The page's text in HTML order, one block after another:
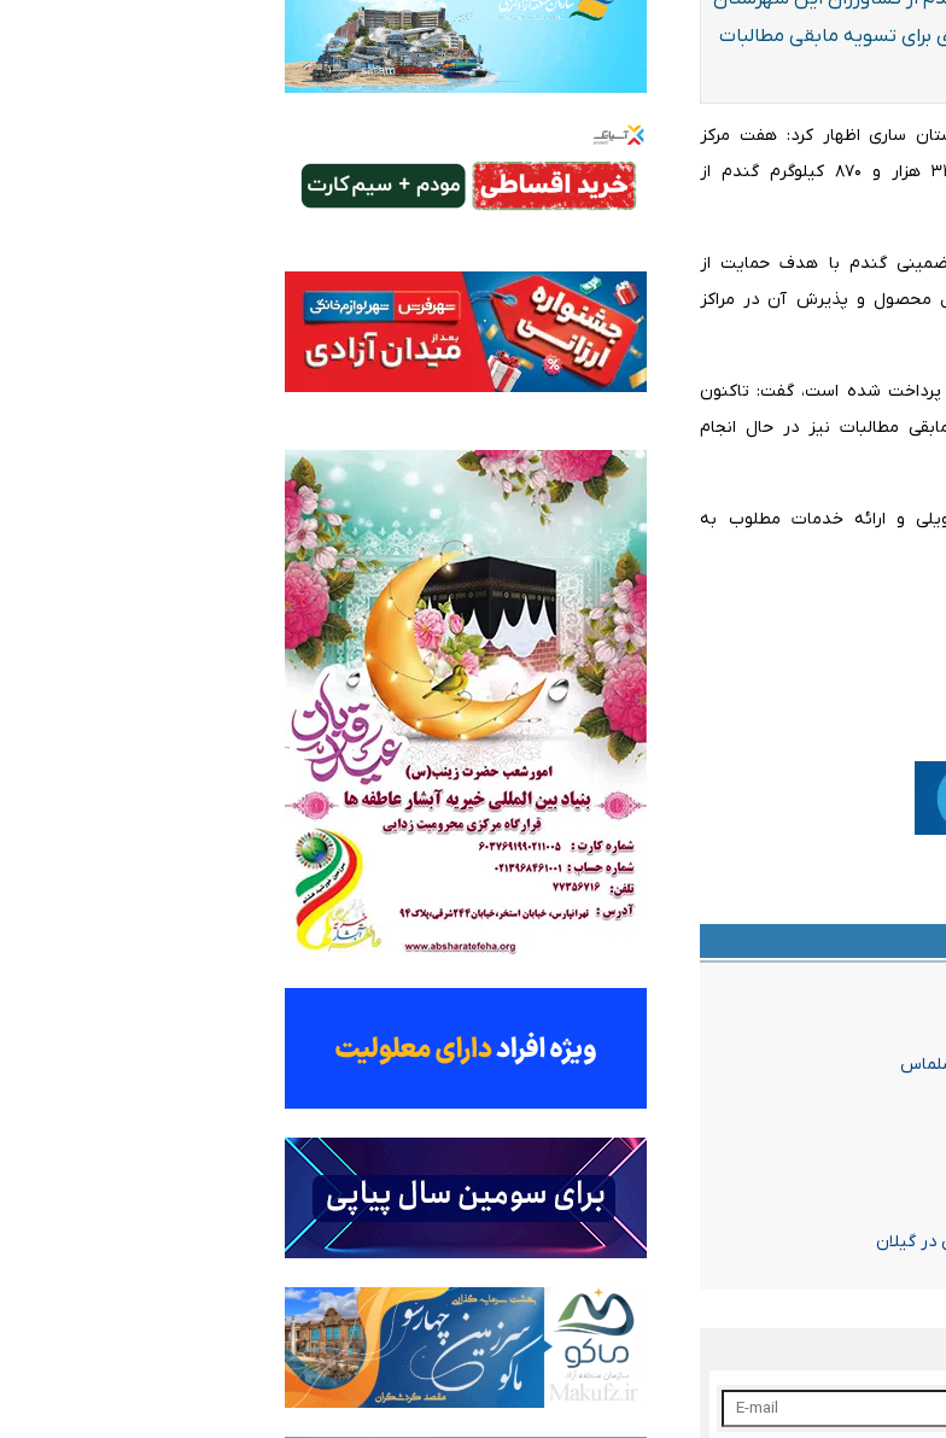
پیگیری برای تسویه مابقی مطالبات
ساری اظهار کرد: هفت مرکز
خرید تضمینی گندم در این شهرستان فعال است و تاکنون ۸ میلیون و ۳۴۰ هزار و ۸۷۰ کیلوگرم گندم از
گندم با هدف حمایت از
محصول و پذیرش آن در مراکز
پرداخت شده است، گفت: تاکنون
مطالبات نیز در حال انجام
و ارائه خدمات مطلوب به